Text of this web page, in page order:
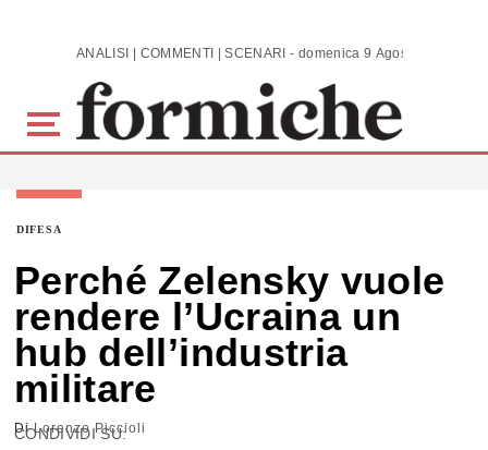
Skip to main content ANALISI | COMMENTI | SCENARI - domenica 9 Agosto 2026
DIFESA
Perché Zelensky vuole
rendere l’Ucraina un
hub dell’industria
militare
DiLorenzo Piccioli
CONDIVIDI SU: